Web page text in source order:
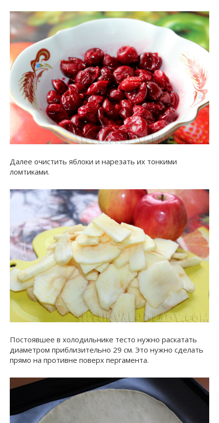
Далее очистить яблоки и нарезать их тонкими
ломтиками.
Постоявшее в холодильнике тесто нужно раскатать
диаметром приблизительно 29 см. Это нужно сделать
прямо на противне поверх пергамента.